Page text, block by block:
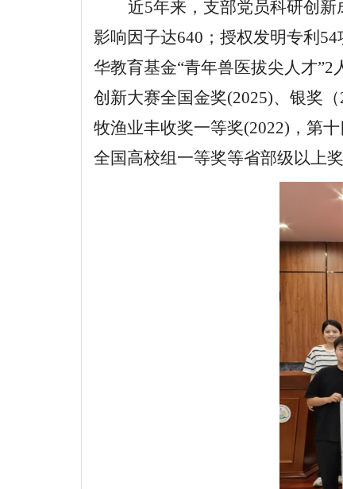
近5年来，支部党员科研创
影响因子达640；授权发明专利
华教育基金“青年兽医拔尖人才
创新大赛全国金奖(2025)、银奖
牧渔业丰收奖一等奖(2022)，第
全国高校组一等奖等省部级以上奖